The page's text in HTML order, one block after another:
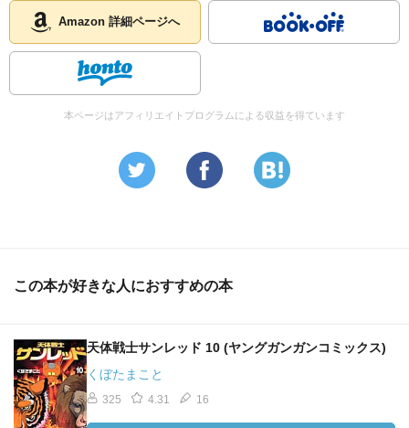
Amazon 詳細ページへ
本ページはアフィリエイトプログラムによる収益を得ています
この本が好きな人におすすめの本
天体戦士サンレッド 10 (ヤングガンガンコミックス)
くぼたまこと
325 4.31 16